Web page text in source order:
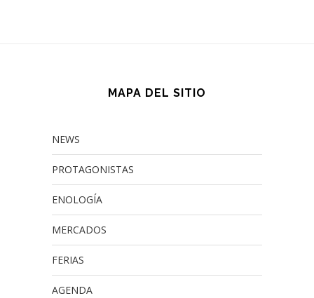
MAPA DEL SITIO
NEWS
PROTAGONISTAS
ENOLOGÍA
MERCADOS
FERIAS
AGENDA